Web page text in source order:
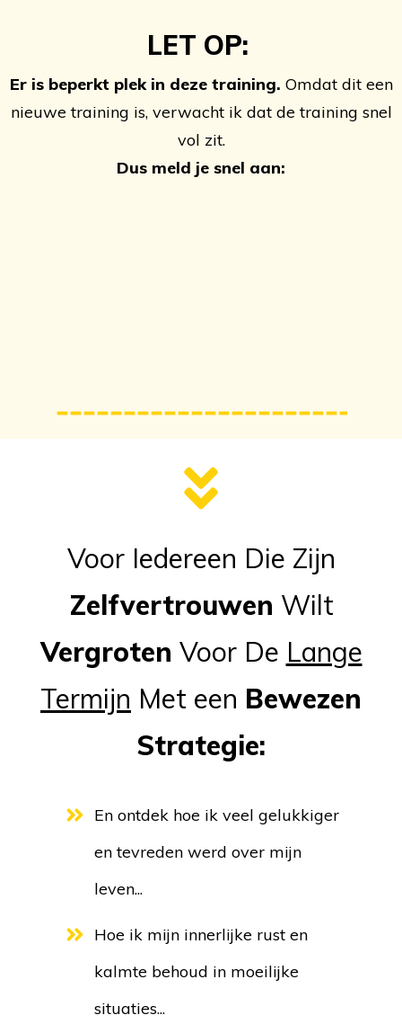
LET OP:
Er is beperkt plek in deze training. Omdat dit een
nieuwe training is, verwacht ik dat de training snel
vol zit.
Dus meld je snel aan:
Voor Iedereen Die Zijn
Zelfvertrouwen Wilt
Vergroten Voor De Lange
Termijn Met een Bewezen
Strategie:
En ontdek hoe ik veel gelukkiger
en tevreden werd over mijn
leven...
Hoe ik mijn innerlijke rust en
kalmte behoud in moeilijke
situaties...